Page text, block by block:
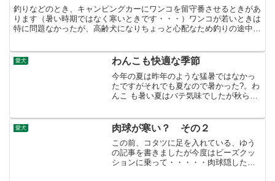
た
釣りなどのとき、キャンピングカーにワンコを留守番させるときがあ
ります（暑い時期ではなく寒いときです・・・）ワンコが若いときは
特に問題なかったが、高齢犬になりちょっと心配なため釣りの途中で
愛犬 わんこも快適な季節
今年の夏は昨年のような猛暑ではなかっ
たですがそれでも夏なので暑かった?。わ
んこ も暑い夏はバテ気味でしたが秋らし
に寝ています
愛犬 肉球が寒い？ その２
この前、コタツに足を入れている、ゆう
の記事を書きましたが今度はビーズクッ
ションに乗って・・・・・肉球隠した